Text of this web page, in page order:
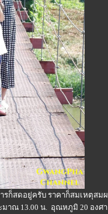
ก็สดอยู่ครับ ราคาก็สมเหตุ
มาณ 13.00 น. อุณหภูมิ 20 องศ